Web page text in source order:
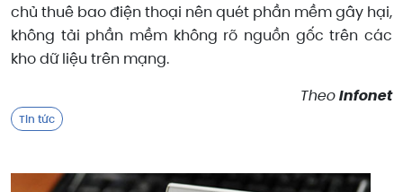
chủ thuê bao điện thoại nên quét phần mềm gây hại,
không tải phần mềm không rõ nguồn gốc trên các
kho dữ liệu trên mạng.
TheoInfonet
Tin tức